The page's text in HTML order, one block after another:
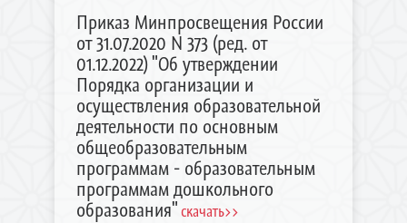
Приказ Минпросвещения России
от 31.07.2020 N 373 (ред. от
01.12.2022) "Об утверждении
Порядка организации и
осуществления образовательной
деятельности по основным
общеобразовательным
программам - образовательным
программам дошкольного
образования"скачать>>